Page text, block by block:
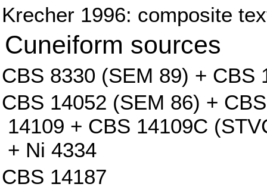
Krecher 1996: composite
Cuneiform sources
CBS 8330 (SEM 89) + CBS
CBS 14052 (SEM 86) +
14109 + CBS 14109C
+ Ni 4334
CBS 14187